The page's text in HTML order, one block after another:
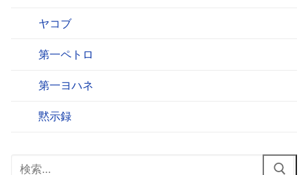
ヤコブ
第一ペトロ
第一ヨハネ
黙示録